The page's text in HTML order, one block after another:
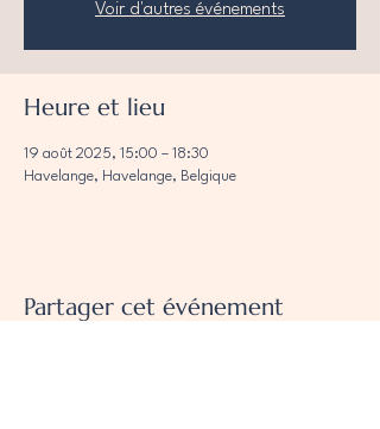
Voir d'autres événements
Heure et lieu
19 août 2025, 15:00 – 18:30
Havelange, Havelange, Belgique
Partager cet événement